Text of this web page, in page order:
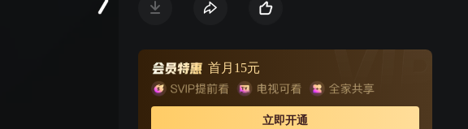
题。为了查明真相，宋烟桥联手外围成员舒婕与死对头岸
志、心爱的人以及伟大的祖国，他决定联合各路爱国者成
立一支风格迥异的抗日武装力量，并屡建奇功。但随着整
个东北战态的恶化，宋烟桥不得不再次面临生死抉择。
首月15元
立即开通